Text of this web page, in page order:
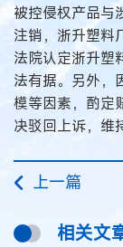
被控侵权产品与
注销，浙升塑料
法院认定浙升塑
法有据。另外，
模等因素，酌定
决驳回上诉，维
上一篇
相关文